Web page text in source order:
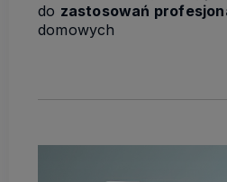
do zastosowań
domowych